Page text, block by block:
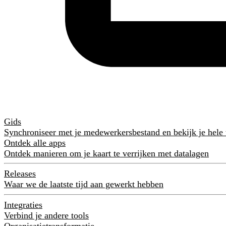
Gids
Synchroniseer met je medewerkersbestand en bekijk je hele
Ontdek alle apps
Ontdek manieren om je kaart te verrijken met datalagen
Releases
Waar we de laatste tijd aan gewerkt hebben
Integraties
Verbind je andere tools